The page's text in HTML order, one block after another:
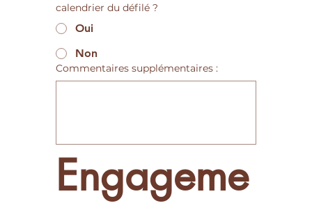
calendrier du défilé ?
Oui
Non
Commentaires supplémentaires :
Engageme